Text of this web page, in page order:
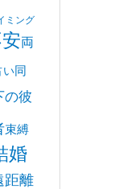
ミング
両
い同
の彼
束縛
婚
距離